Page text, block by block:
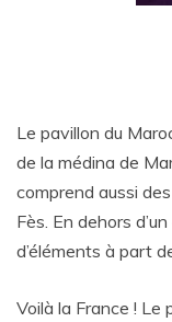
Le pavillon du
de la médina de
comprend aussi
Fès. En dehors
d’éléments à part
Voilà la France !